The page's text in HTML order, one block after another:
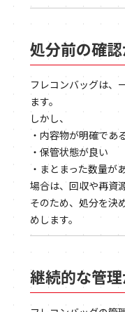
処分前の確
フレコンバッグは、
ます。
しかし、
・内容物が明確であ
・保管状態が良い
・まとまった数量が
場合は、回収や再資
そのため、処分を決
めします。
継続的な管